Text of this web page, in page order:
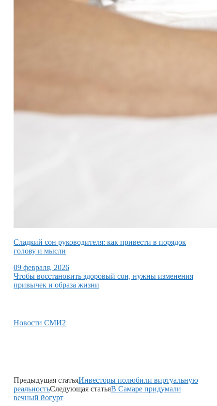
Сладкий сон руководителя: как привести в порядок
голову и мысли
09 февраля, 2026
Чтобы восстановить здоровый сон, нужны изменения
привычек и образа жизни
Новости СМИ2
Предыдущая статьяИнвесторы полюбили виртуальную
реальностьСледующая статьяВ Самаре придумали
вечный йогурт